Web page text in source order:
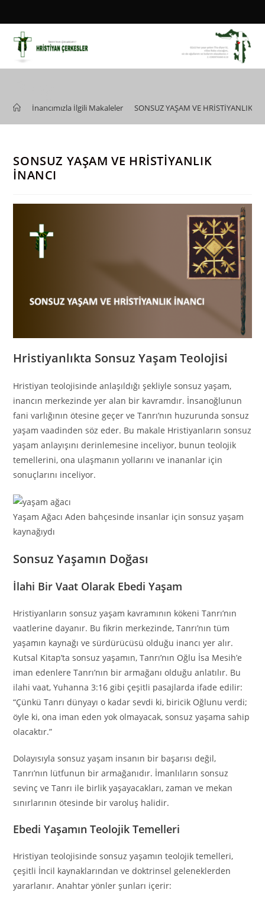
to
content
İnancımızla İlgili Makaleler SONSUZ YAŞAM VE HRİSTİYANLIK
SONSUZ YAŞAM VE HRİSTİYANLIK
İNANCI
Hristiyanlıkta Sonsuz Yaşam Teolojisi
Hristiyan teolojisinde anlaşıldığı şekliyle sonsuz yaşam,
inancın merkezinde yer alan bir kavramdır. İnsanoğlunun
fani varlığının ötesine geçer ve Tanrı’nın huzurunda sonsuz
yaşam vaadinden söz eder. Bu makale Hristiyanların sonsuz
yaşam anlayışını derinlemesine inceliyor, bunun teolojik
temellerini, ona ulaşmanın yollarını ve inananlar için
sonuçlarını inceliyor.
Yaşam Ağacı Aden bahçesinde insanlar için sonsuz yaşam
kaynağıydı
Sonsuz Yaşamın Doğası
İlahi Bir Vaat Olarak Ebedi Yaşam
Hristiyanların sonsuz yaşam kavramının kökeni Tanrı’nın
vaatlerine dayanır. Bu fikrin merkezinde, Tanrı’nın tüm
yaşamın kaynağı ve sürdürücüsü olduğu inancı yer alır.
Kutsal Kitap’ta sonsuz yaşamın, Tanrı’nın Oğlu İsa Mesih’e
iman edenlere Tanrı’nın bir armağanı olduğu anlatılır. Bu
ilahi vaat, Yuhanna 3:16 gibi çeşitli pasajlarda ifade edilir:
“Çünkü Tanrı dünyayı o kadar sevdi ki, biricik Oğlunu verdi;
öyle ki, ona iman eden yok olmayacak, sonsuz yaşama sahip
olacaktır.”
Dolayısıyla sonsuz yaşam insanın bir başarısı değil,
Tanrı’nın lütfunun bir armağanıdır. İmanlıların sonsuz
sevinç ve Tanrı ile birlik yaşayacakları, zaman ve mekan
sınırlarının ötesinde bir varoluş halidir.
Ebedi Yaşamın Teolojik Temelleri
Hristiyan teolojisinde sonsuz yaşamın teolojik temelleri,
çeşitli İncil kaynaklarından ve doktrinsel geleneklerden
yararlanır. Anahtar yönler şunları içerir: